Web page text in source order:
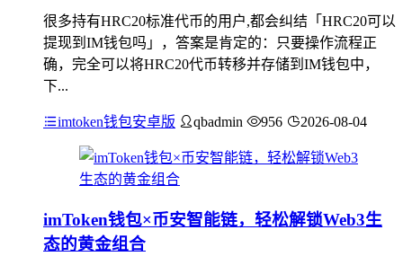
很多持有HRC20标准代币的用户,都会纠结「HRC20可以
提现到IM钱包吗」，答案是肯定的：只要操作流程正
确，完全可以将HRC20代币转移并存储到IM钱包中，
下...
imtoken钱包安卓版 qbadmin 956 2026-08-04
imToken钱包×币安智能链，轻松解锁Web3生
态的黄金组合